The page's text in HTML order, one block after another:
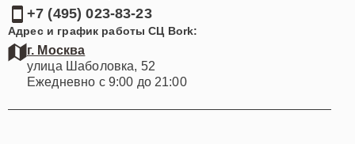
+7 (495) 023-83-23
Адрес и график работы СЦ Bork:
г. Москва
улица Шаболовка, 52
Ежедневно с 9:00 до 21:00